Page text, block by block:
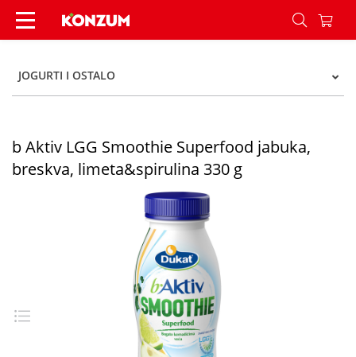
b Aktiv LGG Smoothie Superfood jabuka,
JOGURTI I OSTALO
b Aktiv LGG Smoothie Superfood jabuka,
breskva, limeta&spirulina 330 g